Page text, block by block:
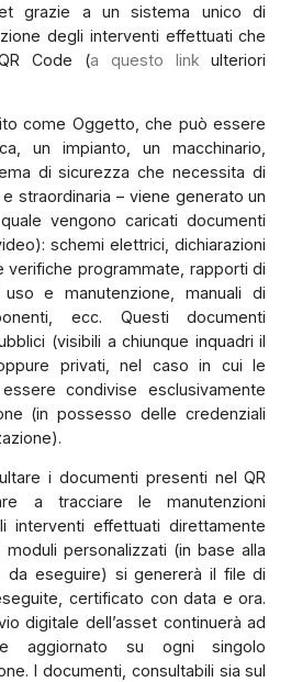
grazie a un sistema unico di
degli interventi effettuati che
Code (a questo link ulteriori
come Oggetto, che può essere
un impianto, un macchinario,
di sicurezza che necessita di
straordinaria – viene generato un
vengono caricati documenti
schemi elettrici, dichiarazioni
verifiche programmate, rapporti di
e manutenzione, manuali di
ecc. Questi documenti
(visibili a chiunque inquadri il
privati, nel caso in cui le
condivise esclusivamente
(in possesso delle credenziali
i documenti presenti nel QR
a tracciare le manutenzioni
interventi effettuati direttamente
personalizzati (in base alla
da eseguire) si genererà il file di
certificato con data e ora.
digitale dell’asset continuerà ad
aggiornato su ogni singolo
I documenti, consultabili sia sul